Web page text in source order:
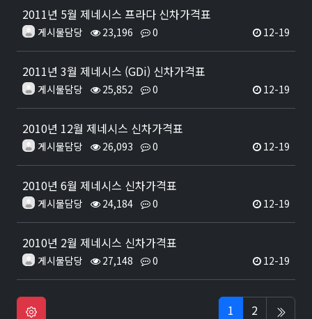
2011년 5월 제네시스 프라다 신차가격표
게시물담당 23,196 0 12-19
2011년 3월 제네시스 (GDi) 신차가격표
게시물담당 25,852 0 12-19
2010년 12월 제네시스 신차가격표
게시물담당 26,093 0 12-19
2010년 6월 제네시스 신차가격표
게시물담당 24,184 0 12-19
2010년 2월 제네시스 신차가격표
게시물담당 27,148 0 12-19
1 2